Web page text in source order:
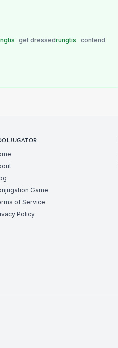
get dressedrungtis
contend
Game
of Service
Policy